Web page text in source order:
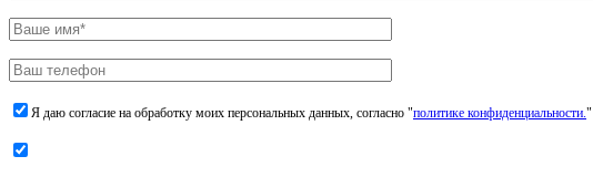
Я даю согласие на обработку моих персональных данных, согласно "политике конфиденциальности."